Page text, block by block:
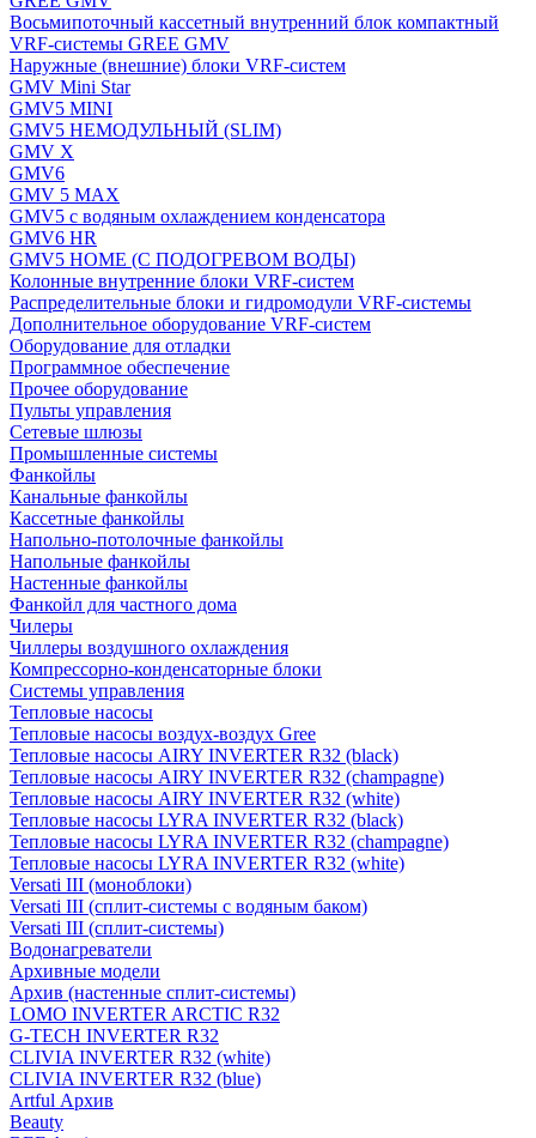
Восьмипоточный кассетный внутренний блок компактный
VRF-системы GREE GMV
Наружные (внешние) блоки VRF-систем
GMV Mini Star
GMV5 MINI
GMV5 НЕМОДУЛЬНЫЙ (SLIM)
GMV X
GMV6
GMV 5 MAX
GMV5 с водяным охлаждением конденсатора
GMV6 HR
GMV5 HOME (С ПОДОГРЕВОМ ВОДЫ)
Колонные внутренние блоки VRF-систем
Распределительные блоки и гидромодули VRF-системы
Дополнительное оборудование VRF-систем
Оборудование для отладки
Программное обеспечение
Прочее оборудование
Пульты управления
Сетевые шлюзы
Промышленные системы
Фанкойлы
Канальные фанкойлы
Кассетные фанкойлы
Напольно-потолочные фанкойлы
Напольные фанкойлы
Настенные фанкойлы
Фанкойл для частного дома
Чилеры
Чиллеры воздушного охлаждения
Компрессорно-конденсаторные блоки
Системы управления
Тепловые насосы
Тепловые насосы воздух-воздух Gree
Тепловые насосы AIRY INVERTER R32 (black)
Тепловые насосы AIRY INVERTER R32 (champagne)
Тепловые насосы AIRY INVERTER R32 (white)
Тепловые насосы LYRA INVERTER R32 (black)
Тепловые насосы LYRA INVERTER R32 (champagne)
Тепловые насосы LYRA INVERTER R32 (white)
Versati III (моноблоки)
Versati III (сплит-системы с водяным баком)
Versati III (сплит-системы)
Водонагреватели
Архивные модели
Архив (настенные сплит-системы)
LOMO INVERTER ARCTIC R32
G-TECH INVERTER R32
CLIVIA INVERTER R32 (white)
CLIVIA INVERTER R32 (blue)
Artful Архив
Beauty